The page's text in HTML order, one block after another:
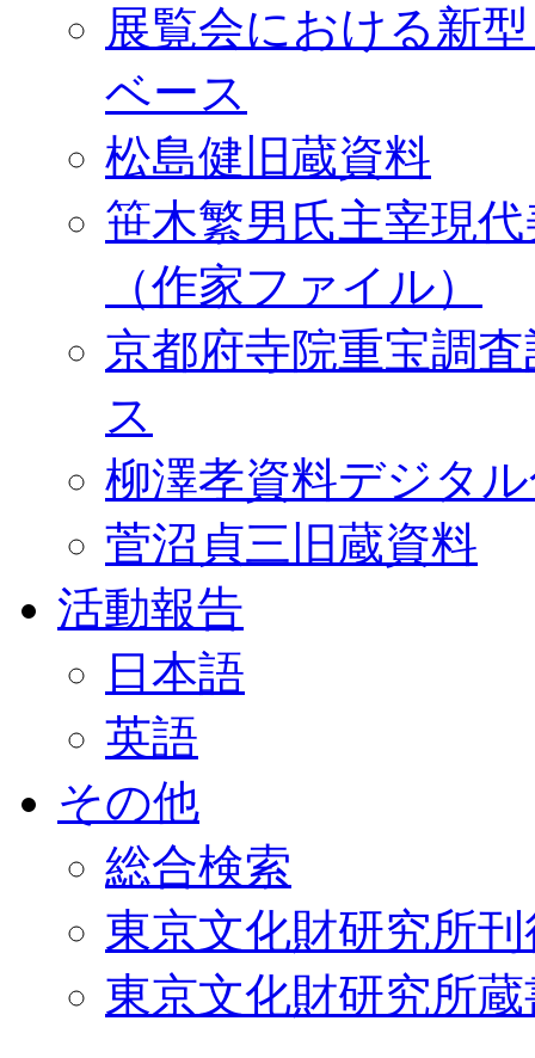
展覧会における新
ベース
松島健旧蔵資料
笹木繁男氏主宰現
（作家ファイル）
京都府寺院重宝調
ス
柳澤孝資料デジタ
菅沼貞三旧蔵資料
活動報告
日本語
英語
その他
総合検索
東京文化財研究所
東京文化財研究所